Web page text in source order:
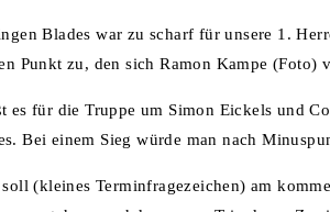
Blades war zu scharf für unsere 1.
Punkt zu, den sich Ramon Kampe (Foto)
es für die Truppe um Simon Eickels und
Bei einem Sieg würde man nach
(kleines Terminfragezeichen) am